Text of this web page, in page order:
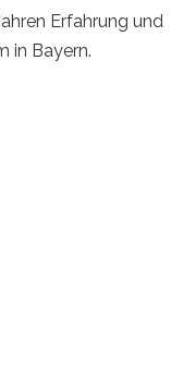
Erfahrung und
in Bayern.